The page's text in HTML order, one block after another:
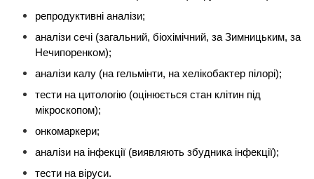
репродуктивні аналізи;
аналізи сечі (загальний, біохімічний, за Зимницьким, за
Нечипоренком);
аналізи калу (на гельмінти, на хелікобактер пілорі);
тести на цитологію (оцінюється стан клітин під
мікроскопом);
онкомаркери;
аналізи на інфекції (виявляють збудника інфекції);
тести на віруси.